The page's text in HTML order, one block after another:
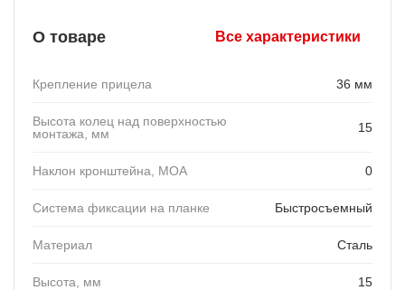
О товаре Все характеристики
Крепление прицела 36 мм
Высота колец над поверхностью
монтажа, мм
15
Наклон кронштейна, MOA 0
Система фиксации на планке Быстросъемный
Материал Сталь
Высота, мм 15